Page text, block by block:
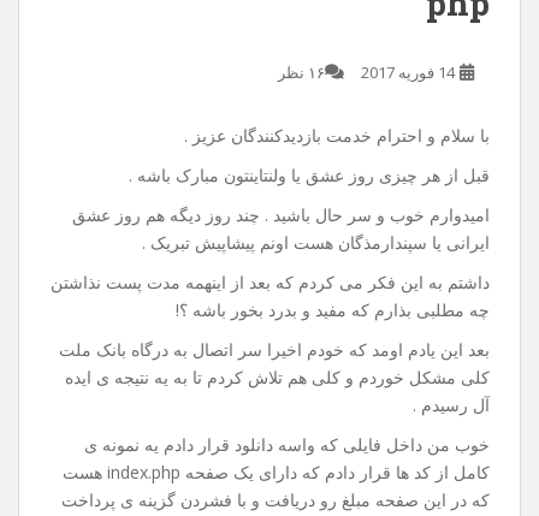
ملت(به پرداخت ملت) توسط
php
14 فوریه 2017 ۱۶ نظر
با سلام و احترام خدمت بازدیدکنندگان عزیز .
قبل از هر چیزی روز عشق یا ولنتاینتون مبارک باشه .
امیدوارم خوب و سر حال باشید . چند روز دیگه هم روز عشق
ایرانی یا سپندارمذگان هست اونم پیشاپیش تبریک .
داشتم به این فکر می کردم که بعد از اینهمه مدت پست نذاشتن
چه مطلبی بذارم که مفید و بدرد بخور باشه ؟!